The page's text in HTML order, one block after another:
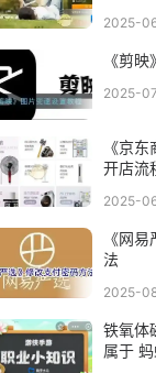
2025-
《剪
2025-
《京
开店流
2025-
《网
法
2025-
铁氧体
属于